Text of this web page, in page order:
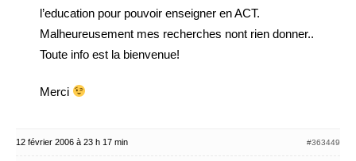
l’education pour pouvoir enseigner en ACT.
Malheureusement mes recherches nont rien donner..
Toute info est la bienvenue!
Merci
12 février 2006 à 23 h 17 min #363449